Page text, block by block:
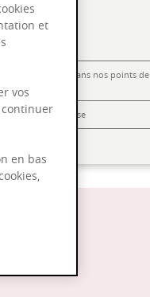
Livraison offerte dans nos points de
Emballage anti-casse
et
vos
continuer
en bas